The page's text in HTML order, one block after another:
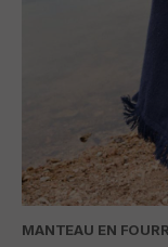
MANTEAU EN